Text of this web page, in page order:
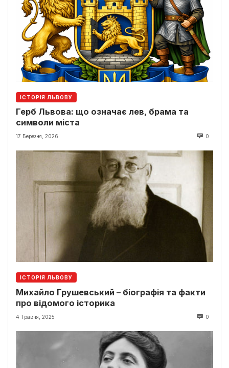
ІСТОРІЯ ЛЬВОВУ
Герб Львова: що означає лев, брама та
символи міста
17 Березня, 2026 0
ІСТОРІЯ ЛЬВОВУ
Михайло Грушевський – біографія та факти
про відомого історика
4 Травня, 2025 0